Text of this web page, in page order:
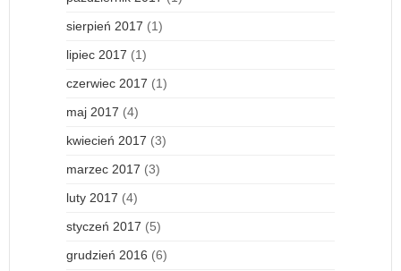
sierpień 2017 (1)
lipiec 2017 (1)
czerwiec 2017 (1)
maj 2017 (4)
kwiecień 2017 (3)
marzec 2017 (3)
luty 2017 (4)
styczeń 2017 (5)
grudzień 2016 (6)